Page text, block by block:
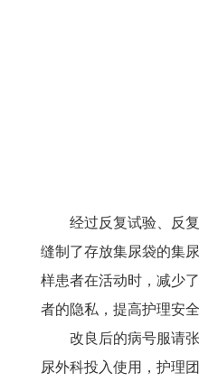
经过反复试验、反
缝制了存放集尿袋的集
样患者在活动时，减少
者的隐私，提高护理安
改良后的病号服请
尿外科投入使用，护理